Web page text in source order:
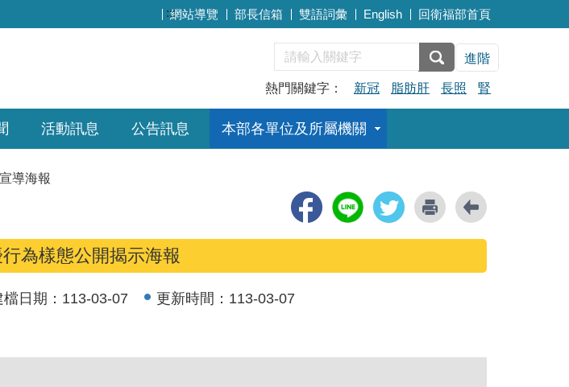
:::網站導覽 部長信箱 雙語詞彙 English 回衛福部首頁
進階
熱門關鍵字： 新冠 脂肪肝 長照 腎
活動訊息 公告訊息 本部各單位及所屬機關
宣導海報
為樣態公開揭示海報
日期： 113-03-07 更新時間： 113-03-07